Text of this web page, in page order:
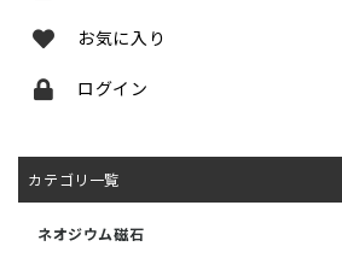
お気に入り
ログイン
カテゴリ一覧
ネオジウム磁石